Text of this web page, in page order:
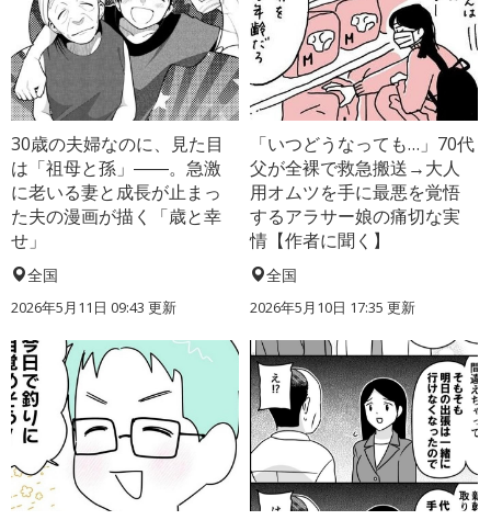
30歳の夫婦なのに、見た目
は「祖母と孫」――。急激
に老いる妻と成長が止まっ
た夫の漫画が描く「歳と幸
せ」
全国
2026年5月11日 09:43 更新
「いつどうなっても…」70代
父が全裸で救急搬送→大人
用オムツを手に最悪を覚悟
するアラサー娘の痛切な実
情【作者に聞く】
全国
2026年5月10日 17:35 更新